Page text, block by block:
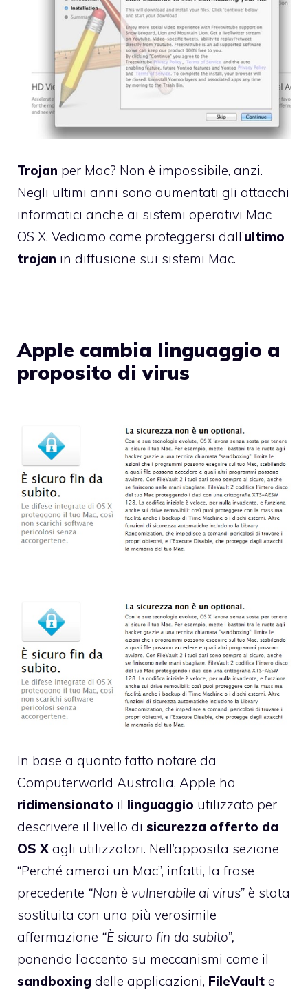
Trojan per Mac? Non è impossibile, anzi.
Negli ultimi anni sono aumentati gli attacchi
informatici anche ai sistemi operativi Mac
OS X. Vediamo come proteggersi dall’ultimo
trojan in diffusione sui sistemi Mac.
Apple cambia linguaggio a
proposito di virus
In base a quanto fatto notare da
Computerworld Australia, Apple ha
ridimensionato il linguaggio utilizzato per
descrivere il livello di sicurezza offerto da
OS X agli utilizzatori. Nell’apposita sezione
“Perché amerai un Mac”, infatti, la frase
precedente “Non è vulnerabile ai virus” è stata
sostituita con una più verosimile
affermazione “È sicuro fin da subito”,
ponendo l’accento su meccanismi come il
sandboxing delle applicazioni, FileVault e